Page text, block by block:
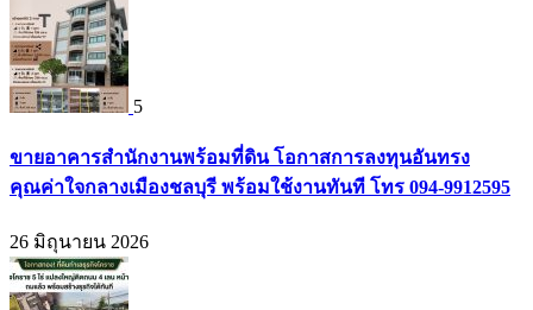
5
ขายอาคารสำนักงานพร้อมที่ดิน โอกาสการลงทุนอันทรง
คุณค่าใจกลางเมืองชลบุรี พร้อมใช้งานทันที โทร 094-9912595
26 มิถุนายน 2026